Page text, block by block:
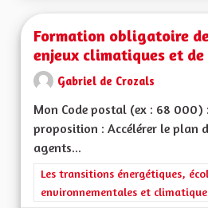
Formation obligatoire
enjeux climatiques et
Gabriel de Crozals
Mon Code postal (ex : 68 000)
proposition : Accélérer le plan
agents...
Filtrer les résultats de la
Les transitions énergétiques,
environnementales et